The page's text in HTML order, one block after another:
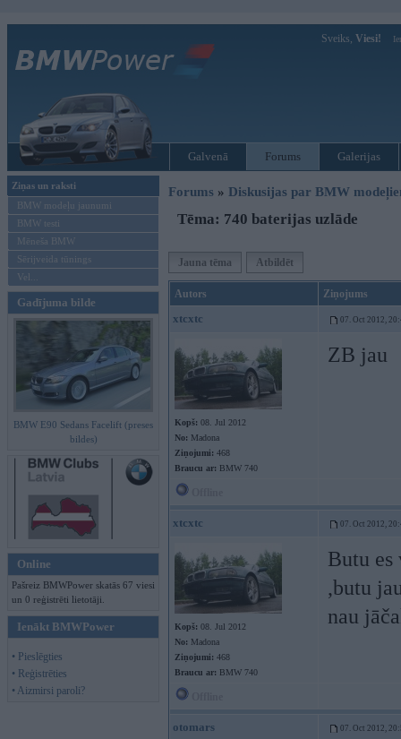
Sveiks, Viesi!
Galvenā Forums Galerijas
Ziņas un raksti
BMW modeļu jaunumi
BMW testi
Mēneša BMW
Sērijveida tūnings
Vel...
Gadījuma bilde
BMW E90 Sedans Facelift (preses
bildes)
Online
Pašreiz BMWPower skatās 67 viesi
un 0 reģistrēti lietotāji.
Ienākt BMWPower
• Pieslēgties
• Reģistrēties
• Aizmirsi paroli?
Forums » Diskusijas par BMW
Tēma: 740 baterijas uzlāde
Jauna tēma Atbildēt
Autors Ziņojums
xtcxtc 07. Oct 2012,
Kopš: 08. Jul 2012
No: Madona
Ziņojumi: 468
Braucu ar: BMW 740
ZB jau
xtcxtc 07. Oct 2012,
Kopš: 08. Jul 2012
No: Madona
Ziņojumi: 468
Braucu ar: BMW 740
Butu
,butu
nau
otomars 07. Oct 2012,